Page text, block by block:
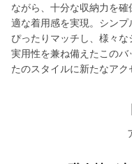
ながら、十分な収納力を
適な着用感を実現。シン
ぴったりマッチし、様々
実用性を兼ね備えたこの
たのスタイルに新たなアク